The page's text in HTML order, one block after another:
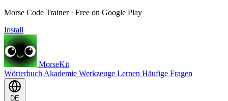
Morse Code Trainer · Free on Google Play
Install
MorseKit
Wörterbuch Akademie Werkzeuge Lernen Häufige Fragen